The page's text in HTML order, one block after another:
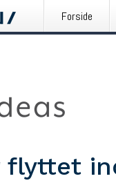
Forside
flyttet